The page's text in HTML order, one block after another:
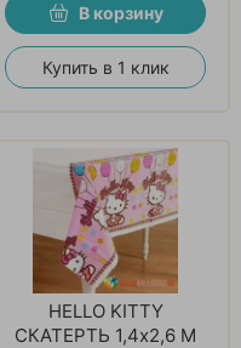
В корзину
Купить в 1 клик
HELLO KITTY
СКАТЕРТЬ 1,4x2,6 М